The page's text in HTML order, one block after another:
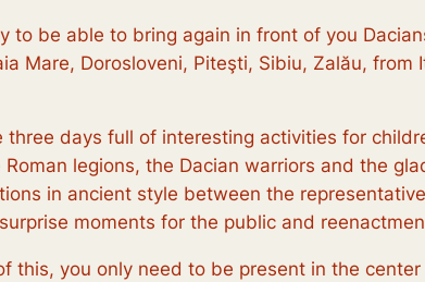
to be able to bring again in front of you
Mare, Dorosloveni, Piteşti, Sibiu, Zalău,
three days full of interesting activities for
legions, the Dacian warriors and the
in ancient style between the
moments for the public and
this, you only need to be present in the